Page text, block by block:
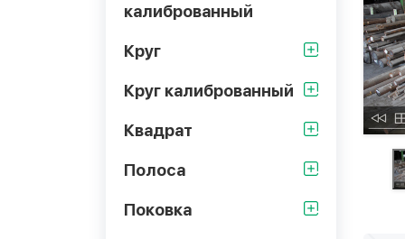
калиброванный
Круг
Круг калиброванный
Квадрат
Полоса
Поковка